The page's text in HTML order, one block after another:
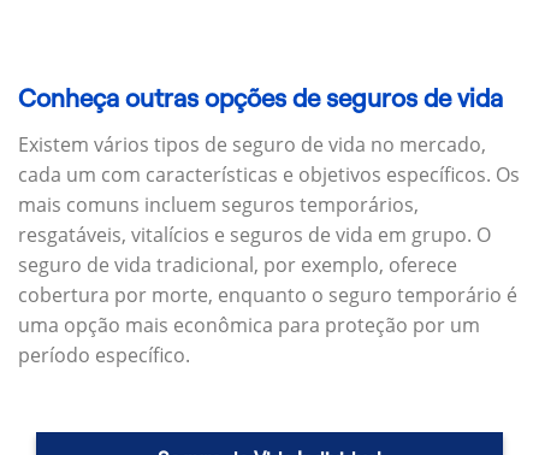
Conheça outras opções de seguros de vida
Existem vários tipos de seguro de vida no mercado,
cada um com características e objetivos específicos. Os
mais comuns incluem seguros temporários,
resgatáveis, vitalícios e seguros de vida em grupo. O
seguro de vida tradicional, por exemplo, oferece
cobertura por morte, enquanto o seguro temporário é
uma opção mais econômica para proteção por um
período específico.